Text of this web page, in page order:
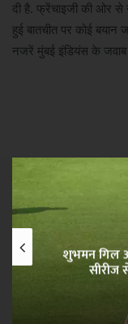
दी है. फ्रेंचाइजी की ओर से
हुई बातचीत पर कोई बयान
नजरें मुंबई इंडियंस के जवाब
शुभमन गिल
सीरीज